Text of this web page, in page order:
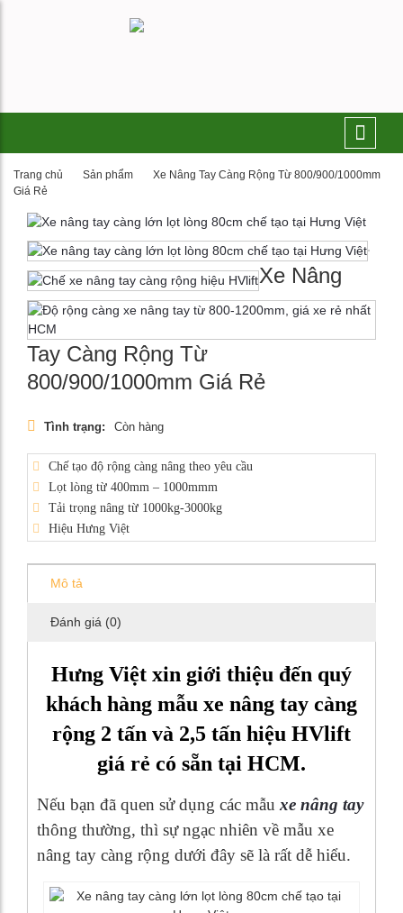
Trang chủ Sản phẩm
Xe Nâng Tay Càng Rộng Từ 800/900/1000mm
Giá Rẻ
Xe Nâng
Tay Càng Rộng Từ
800/900/1000mm Giá Rẻ
Tình trạng: Còn hàng
Chế tạo độ rộng càng nâng theo yêu cầu
Lọt lòng từ 400mm – 1000mmm
Tải trọng nâng từ 1000kg-3000kg
Hiệu Hưng Việt
Mô tả
Đánh giá (0)
Hưng Việt xin giới thiệu đến quý
khách hàng mẫu xe nâng tay càng
rộng 2 tấn và 2,5 tấn hiệu HVlift
giá rẻ có sẵn tại HCM.
Nếu bạn đã quen sử dụng các mẫu xe nâng tay
thông thường, thì sự ngạc nhiên về mẫu xe
nâng tay càng rộng dưới đây sẽ là rất dễ hiểu.